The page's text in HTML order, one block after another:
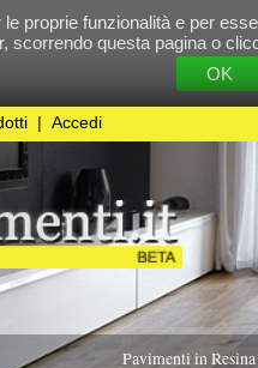
funzionalità e per essere sicuri che tu
questa pagina o cliccando
Cookie
Pavimenti in Resina
Pavimenti Speciali